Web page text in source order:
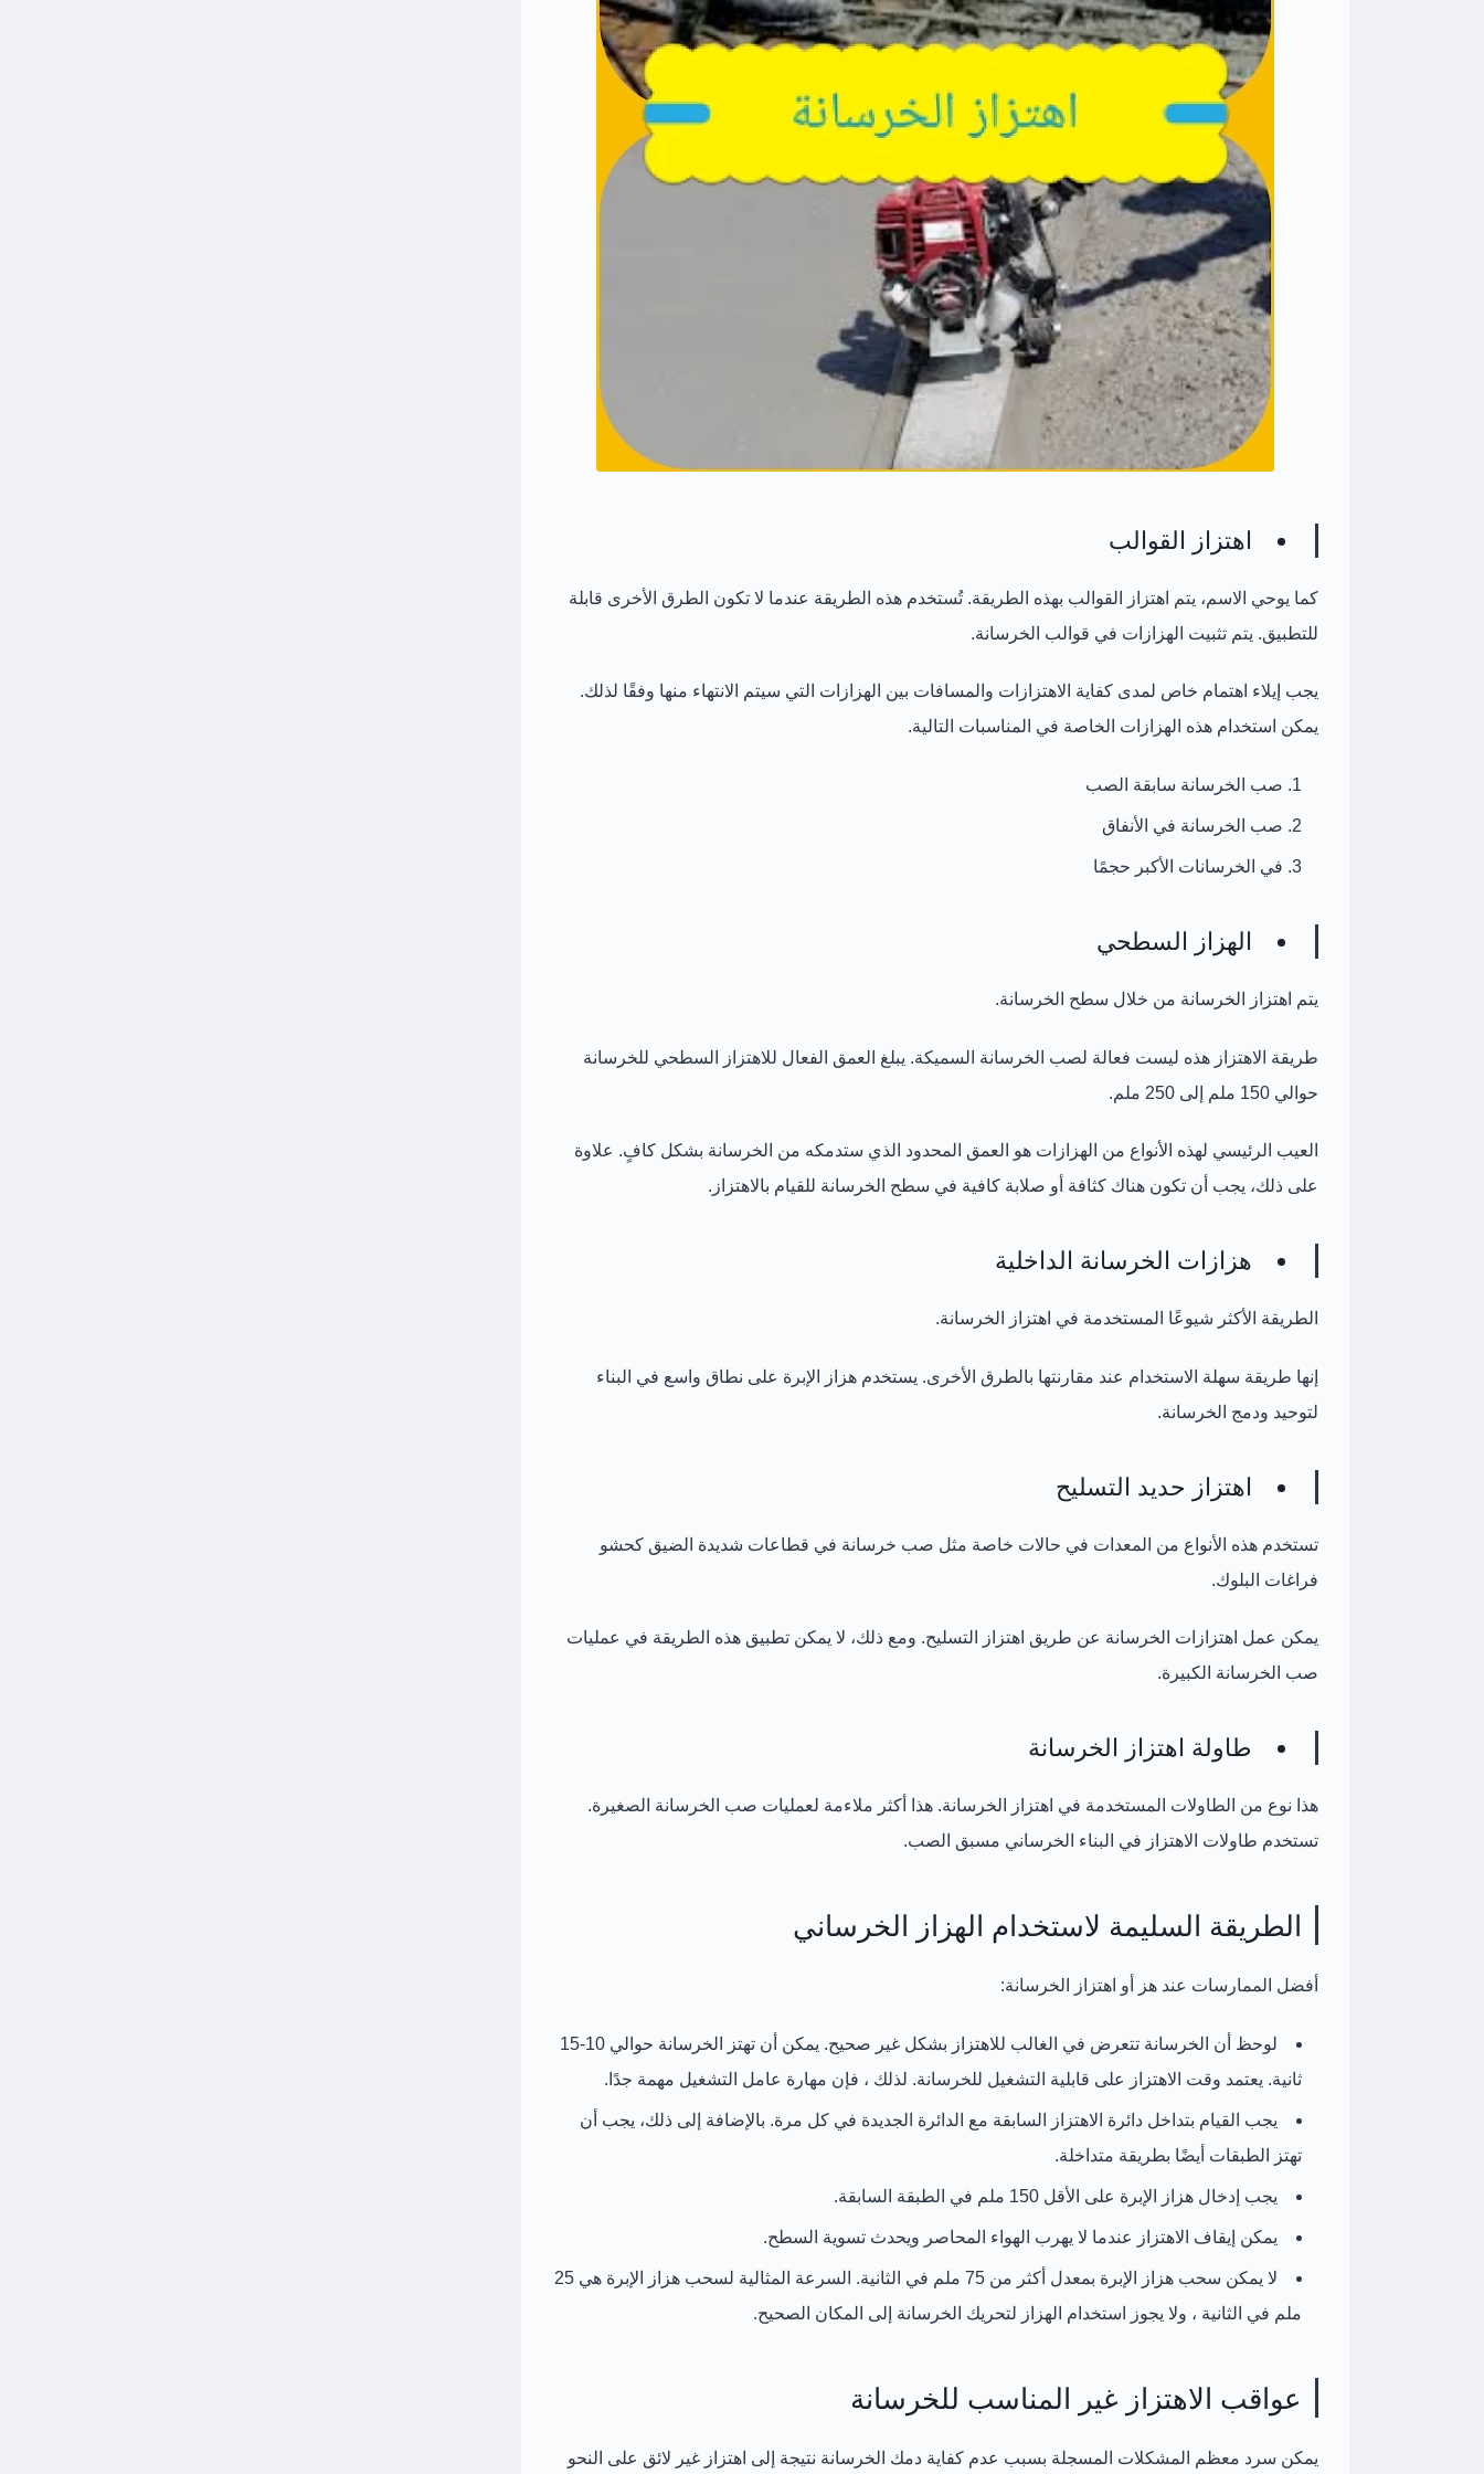
اهتزاز القوالب
كما يوحي الاسم، يتم اهتزاز القوالب بهذه الطريقة. تُستخدم هذه الطريقة عندما لا تكون الطرق الأخرى قابلة
للتطبيق. يتم تثبيت الهزازات في قوالب الخرسانة.
يجب إيلاء اهتمام خاص لمدى كفاية الاهتزازات والمسافات بين الهزازات التي سيتم الانتهاء منها وفقًا لذلك.
يمكن استخدام هذه الهزازات الخاصة في المناسبات التالية.
صب الخرسانة سابقة الصب
صب الخرسانة في الأنفاق
في الخرسانات الأكبر حجمًا
الهزاز السطحي
يتم اهتزاز الخرسانة من خلال سطح الخرسانة.
طريقة الاهتزاز هذه ليست فعالة لصب الخرسانة السميكة. يبلغ العمق الفعال للاهتزاز السطحي للخرسانة
حوالي 150 ملم إلى 250 ملم.
العيب الرئيسي لهذه الأنواع من الهزازات هو العمق المحدود الذي ستدمكه من الخرسانة بشكل كافٍ. علاوة
على ذلك، يجب أن تكون هناك كثافة أو صلابة كافية في سطح الخرسانة للقيام بالاهتزاز.
هزازات الخرسانة الداخلية
الطريقة الأكثر شيوعًا المستخدمة في اهتزاز الخرسانة.
إنها طريقة سهلة الاستخدام عند مقارنتها بالطرق الأخرى. يستخدم هزاز الإبرة على نطاق واسع في البناء
لتوحيد ودمج الخرسانة.
اهتزاز حديد التسليح
تستخدم هذه الأنواع من المعدات في حالات خاصة مثل صب خرسانة في قطاعات شديدة الضيق كحشو
فراغات البلوك.
يمكن عمل اهتزازات الخرسانة عن طريق اهتزاز التسليح. ومع ذلك، لا يمكن تطبيق هذه الطريقة في عمليات
صب الخرسانة الكبيرة.
طاولة اهتزاز الخرسانة
هذا نوع من الطاولات المستخدمة في اهتزاز الخرسانة. هذا أكثر ملاءمة لعمليات صب الخرسانة الصغيرة.
تستخدم طاولات الاهتزاز في البناء الخرساني مسبق الصب.
الطريقة السليمة لاستخدام الهزاز الخرساني
أفضل الممارسات عند هز أو اهتزاز الخرسانة:
لوحظ أن الخرسانة تتعرض في الغالب للاهتزاز بشكل غير صحيح. يمكن أن تهتز الخرسانة حوالي 10-15
ثانية. يعتمد وقت الاهتزاز على قابلية التشغيل للخرسانة. لذلك ، فإن مهارة عامل التشغيل مهمة جدًا.
يجب القيام بتداخل دائرة الاهتزاز السابقة مع الدائرة الجديدة في كل مرة. بالإضافة إلى ذلك، يجب أن
تهتز الطبقات أيضًا بطريقة متداخلة.
يجب إدخال هزاز الإبرة على الأقل 150 ملم في الطبقة السابقة.
يمكن إيقاف الاهتزاز عندما لا يهرب الهواء المحاصر ويحدث تسوية السطح.
لا يمكن سحب هزاز الإبرة بمعدل أكثر من 75 ملم في الثانية. السرعة المثالية لسحب هزاز الإبرة هي 25
ملم في الثانية ، ولا يجوز استخدام الهزاز لتحريك الخرسانة إلى المكان الصحيح.
عواقب الاهتزاز غير المناسب للخرسانة
يمكن سرد معظم المشكلات المسجلة بسبب عدم كفاية دمك الخرسانة نتيجة إلى اهتزاز غير لائق على النحو